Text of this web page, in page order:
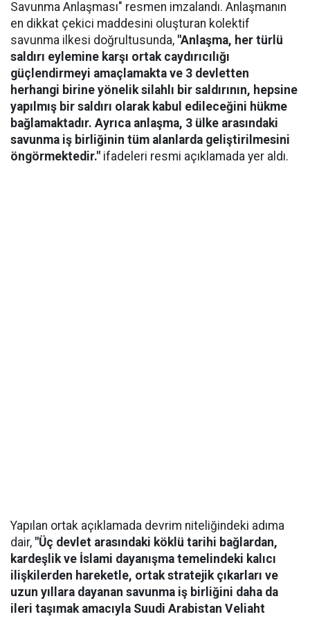
Savunma Anlaşması" resmen imzalandı. Anlaşmanın
en dikkat çekici maddesini oluşturan kolektif
savunma ilkesi doğrultusunda, "Anlaşma, her türlü
saldırı eylemine karşı ortak caydırıcılığı
güçlendirmeyi amaçlamakta ve 3 devletten
herhangi birine yönelik silahlı bir saldırının, hepsine
yapılmış bir saldırı olarak kabul edileceğini hükme
bağlamaktadır. Ayrıca anlaşma, 3 ülke arasındaki
savunma iş birliğinin tüm alanlarda geliştirilmesini
öngörmektedir." ifadeleri resmi açıklamada yer aldı.
Yapılan ortak açıklamada devrim niteliğindeki adıma
dair, "Üç devlet arasındaki köklü tarihi bağlardan,
kardeşlik ve İslami dayanışma temelindeki kalıcı
ilişkilerden hareketle, ortak stratejik çıkarları ve
uzun yıllara dayanan savunma iş birliğini daha da
ileri taşımak amacıyla Suudi Arabistan Veliaht